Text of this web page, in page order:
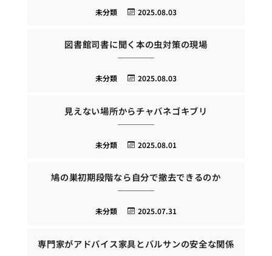
2025.08.03
未分類
図書館司書に聞く本の虫対策の現場
2025.08.03
未分類
見えない場所からチャバネゴキブリ
2025.08.01
未分類
鳩の巣初期段階なら自分で撤去できるのか
2025.07.31
未分類
専門家がアドバイス家具とバルサンの安全な関係